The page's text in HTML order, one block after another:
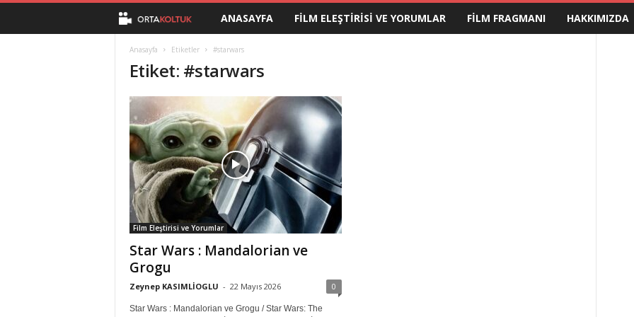
t
K
o
l
t
ANASAYFA FILM ELEŞTIRISI VE YORUMLAR FILM FRAGMANI HAKKIMIZDA
Anasayfa Etiketler #starwars
Etiket: #starwars
Film Eleştirisi ve Yorumlar
Star Wars : Mandalorian ve
Grogu
Zeynep KASIMLİOGLU - 22 Mayıs 2026 0
Star Wars : Mandalorian ve Grogu / Star Wars: The